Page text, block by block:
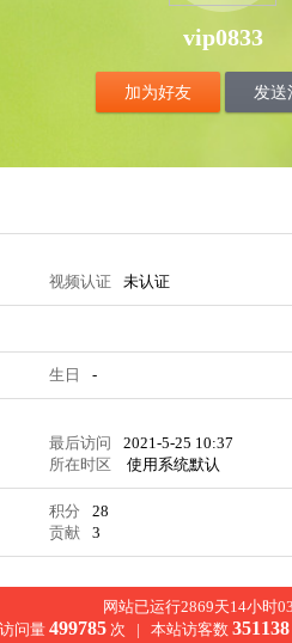
vip0833
加为好友 发送
视频认证 未认证
生日 -
最后访问 2021-5-25 10:37
所在时区 使用系统默认
积分 28
贡献 3
网站已运行2869天14小时
问量 499785次 | 本站访客数 351138